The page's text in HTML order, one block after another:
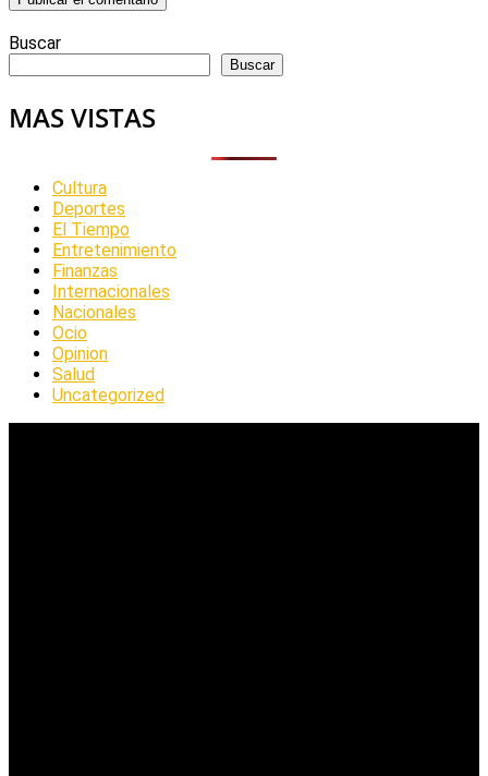
Buscar
Buscar
MAS VISTAS
Cultura
Deportes
El Tiempo
Entretenimiento
Finanzas
Internacionales
Nacionales
Ocio
Opinion
Salud
Uncategorized